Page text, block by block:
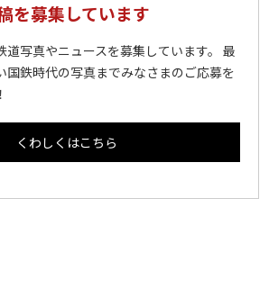
を募集しています
道写真やニュースを募集しています。 最
国鉄時代の写真までみなさまのご応募を
くわしくはこちら